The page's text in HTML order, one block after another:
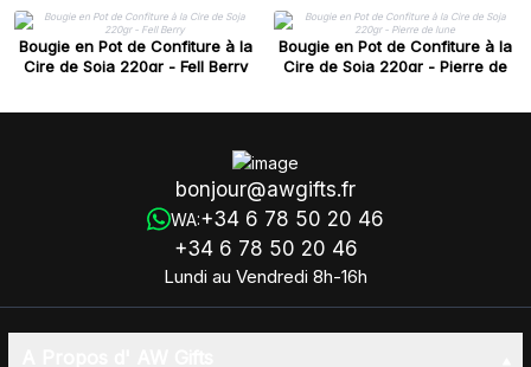
Bougie en Pot de Confiture à la
Cire de Soja 220gr - Fell Berry
Bougie en Pot de Confiture à la
Cire de Soja 220gr - Pierre de
bonjour@awgifts.fr
WA:+34 6 78 50 20 46
+34 6 78 50 20 46
Lundi au Vendredi 8h-16h